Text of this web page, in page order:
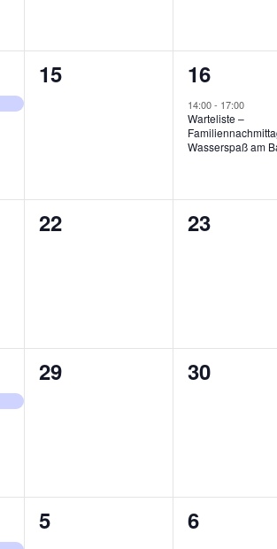
0
Veranstaltungen,
15
1
16
14:00- 17:00
Warteliste –
Wasserspaß am
0
22
0
23
0
29
0
30
0
5
0
6